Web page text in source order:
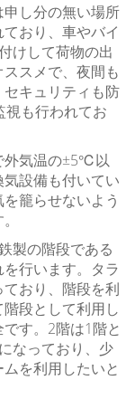
し分の無い場所
おり、車やバイ
けして荷物の出
スメで、夜間も
キュリティも防
視も行われてお
外気温の±5℃以
設備も付いてい
籠らせないよう
製の階段である
行います。タラ
おり、階段を利
段として利用し
す。2階は1階と
なっており、少
を利用したいと